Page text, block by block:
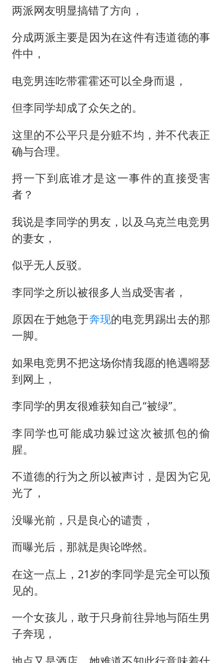
两派网友明显搞错了方向，
分成两派主要是因为在这件有违道德的事
件中，
电竞男连吃带霍霍还可以全身而退，
但李同学却成了众矢之的。
这里的不公平只是分赃不均，并不代表正
确与合理。
捋一下到底谁才是这一事件的直接受害
者？
我说是李同学的男友，以及乌克兰电竞男
的妻女，
似乎无人反驳。
李同学之所以被很多人当成受害者，
原因在于她急于奔现的电竞男踢出去的那
一脚。
如果电竞男不把这场你情我愿的艳遇嘚瑟
到网上，
李同学的男友很难获知自己“被绿”。
李同学也可能成功躲过这次被抓包的偷
腥。
不道德的行为之所以被声讨，是因为它见
光了，
没曝光前，只是良心的谴责，
而曝光后，那就是舆论哗然。
在这一点上，21岁的李同学是完全可以预
见的。
一个女孩儿，敢于只身前往异地与陌生男
子奔现，